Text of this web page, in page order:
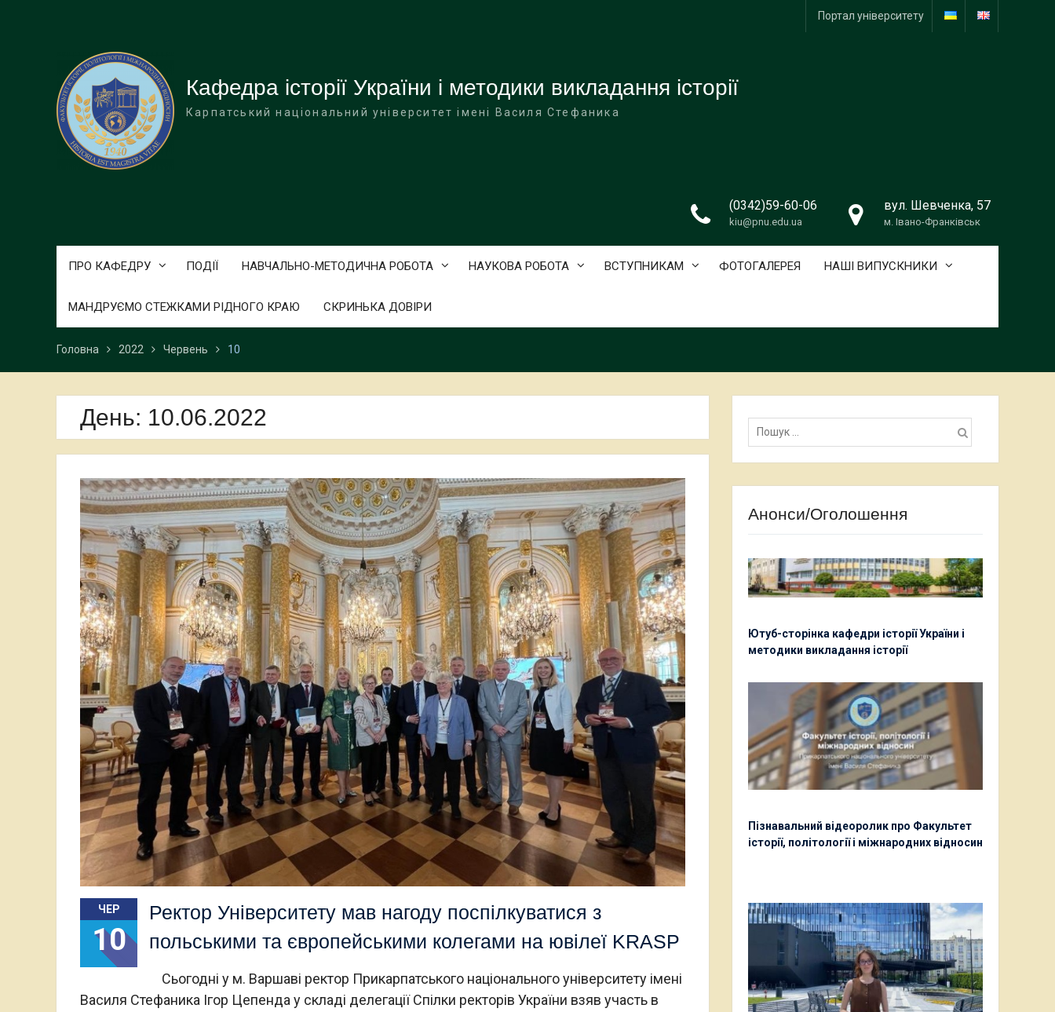
Портал університету
Кафедра історії України і методики викладання історії
Карпатський національний університет імені Василя Стефаника
(0342)59-60-06
kiu@pnu.edu.ua
вул. Шевченка, 57
м. Івано-Франківськ
ПРО КАФЕДРУ ПОДІЇ НАВЧАЛЬНО-МЕТОДИЧНА РОБОТА НАУКОВА РОБОТА ВСТУПНИКАМ ФОТОГАЛЕРЕЯ НАШІ ВИПУСКНИКИ
МАНДРУЄМО СТЕЖКАМИ РІДНОГО КРАЮ СКРИНЬКА ДОВІРИ
Головна 2022 Червень 10
День: 10.06.2022
ЧЕР
10
Ректор Університету мав нагоду поспілкуватися з
польськими та європейськими колегами на ювілеї KRASP
Сьогодні у м. Варшаві ректор Прикарпатського національного університету імені
Василя Стефаника Ігор Цепенда у складі делегації Спілки ректорів України взяв участь в
Пошук:
Анонси/Оголошення
Ютуб-сторінка кафедри історії України і
методики викладання історії
Пізнавальний відеоролик про Факультет
історії, політології і міжнародних відносин